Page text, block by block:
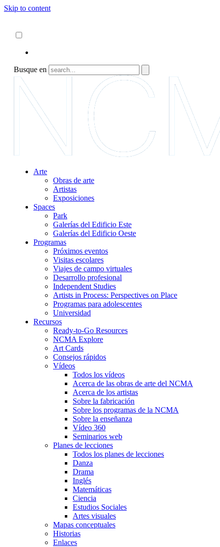
Skip to content
Busque en
Arte
Obras de arte
Artistas
Exposiciones
Spaces
Park
Galerías del Edificio Este
Galerías del Edificio Oeste
Programas
Próximos eventos
Visitas escolares
Viajes de campo virtuales
Desarrollo profesional
Independent Studies
Artists in Process: Perspectives on Place
Programas para adolescentes
Universidad
Recursos
Ready-to-Go Resources
NCMA Explore
Art Cards
Consejos rápidos
Vídeos
Todos los vídeos
Acerca de las obras de arte del NCMA
Acerca de los artistas
Sobre la fabricación
Sobre los programas de la NCMA
Sobre la enseñanza
Vídeo 360
Seminarios web
Planes de lecciones
Todos los planes de lecciones
Danza
Drama
Inglés
Matemáticas
Ciencia
Estudios Sociales
Artes visuales
Mapas conceptuales
Historias
Enlaces